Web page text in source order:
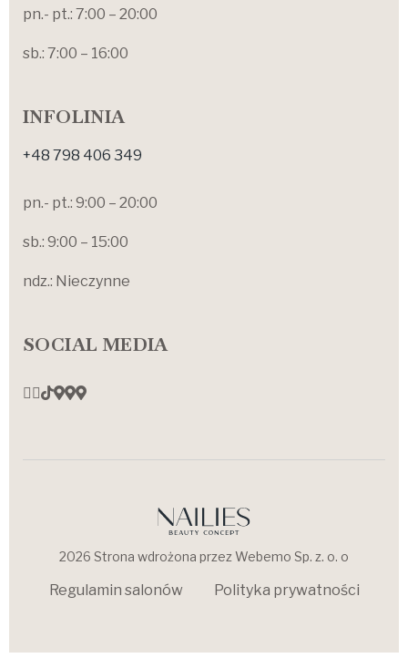
pn.- pt.: 7:00 – 20:00
sb.: 7:00 – 16:00
INFOLINIA
+48 798 406 349
pn.- pt.: 9:00 – 20:00
sb.: 9:00 – 15:00
ndz.: Nieczynne
SOCIAL MEDIA
2026 Strona wdrożona przez Webemo Sp. z. o. o
Regulamin salonów Polityka prywatności